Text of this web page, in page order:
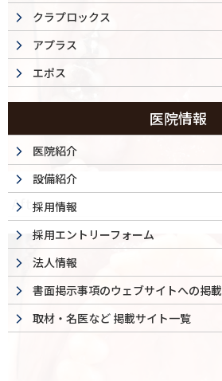
After
クラプロックス
アプラス
エポス
医院情報
医院紹介
設備紹介
採用情報
採用エントリーフォーム
法人情報
書面掲示事項のウェブサイトへの掲載
取材・名医など 掲載サイト一覧